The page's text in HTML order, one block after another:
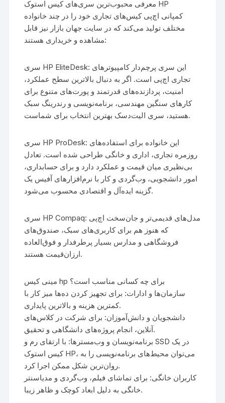
معرفی محبوب‌ترین سری‌های کیس استوک HP
کمپانی اچ‌پی کیس‌های تجاری خود را در چند خانواده
مختلف تولید می‌کند که در سایت جهان بازار نیز قابل
مشاهده و خریداری هستند:
سری HP EliteDesk: این سری پرچم‌دار کامپیوترهای
تجاری اچ‌پی است. اگر به دنبال بالاترین سطح عملکرد،
امنیت، پردازنده‌های قدرتمند و پورت‌های متنوع برای
کارهای سنگین مهندسی، برنامه‌نویسی و رندرینگ سبک
هستید، سری الیت‌دسک بهترین انتخاب برای شماست.
سری HP ProDesk: این خانواده برای استفاده‌های
روزمره تجاری، اداری و خانگی طراحی شده است. تعادل
بی‌نظیری میان قیمت و عملکرد دارد و برای حسابداری،
امور دانشجویی، وب‌گردی و کار با نرم‌افزارهای آفیس یک
گزینه ایده‌آل و اقتصادی محسوب می‌شود.
سری HP Compaq: مدل‌های قدیمی‌تر و جان‌سخت اچ‌پی
که هنوز هم برای کاربری‌های سبک، صندوق‌های
فروشگاهی و مدارس بسیار پرطرفدار و فوق‌العاده
ارزان‌قیمت هستند.
مینی کیس hp برای چه کسانی مناسب است؟
سازمان‌ها و ادارات: برای تجهیز کردن ده‌ها میز کار با
کمترین هزینه و بالاترین پایداری.
دانشجویان و دانش‌آموزان: برای شرکت در کلاس‌های
آنلاین، انجام پروژه‌های دانشگاهی و تحقیق.
برنامه‌نویسان و وب‌مسترها: با ارتقای رم و SSD در یک
کیس استوک HP، می‌توان محیط‌های برنامه‌نویسی را به
روان‌ترین شکل ممکن اجرا کرد.
کاربران خانگی: برای تماشای فیلم، وب‌گردی و مدیاسنتر
خانگی به دلیل ابعاد کوچک و ظاهر زیبا.